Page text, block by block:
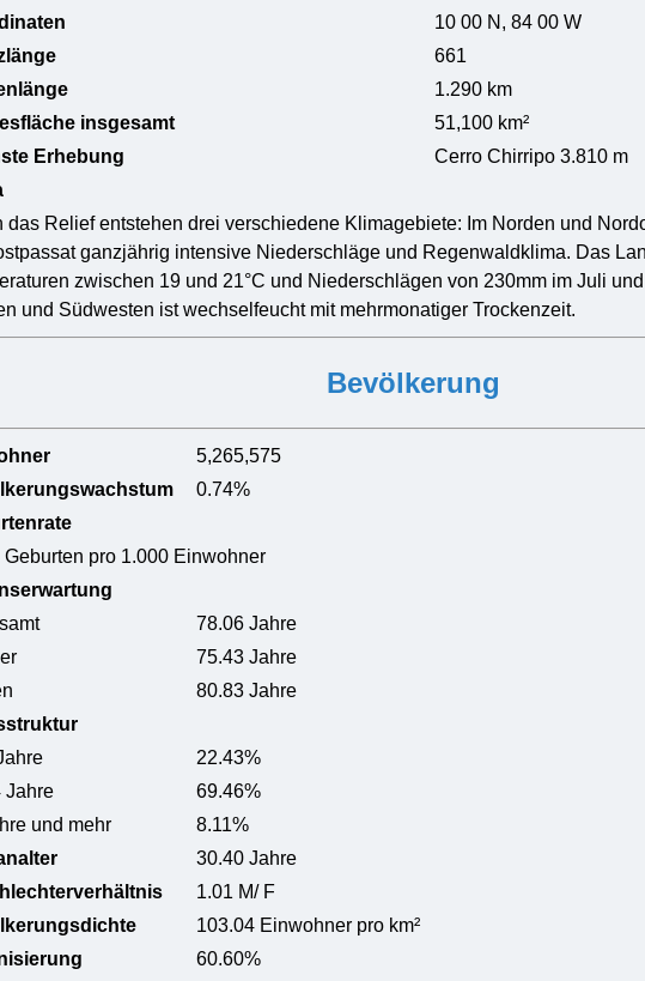
10 00 N, 84 00 W
661
1.290 km
insgesamt
51,100 km²
Erhebung
Cerro Chirripo 3.810 m
das Relief entstehen drei verschiedene Klimagebiete: Im Norden und
ganzjährig intensive Niederschläge und Regenwaldklima. Das
zwischen 19 und 21°C und Niederschlägen von 230mm im Juli
und Südwesten ist wechselfeucht mit mehrmonatiger Trockenzeit.
Bevölkerung
5,265,575
0.74%
Geburten pro 1.000 Einwohner
78.06 Jahre
75.43 Jahre
80.83 Jahre
22.43%
Jahre
69.46%
und mehr
8.11%
30.40 Jahre
1.01 M/ F
103.04 Einwohner pro km²
60.60%